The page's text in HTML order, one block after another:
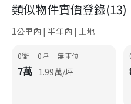
類似物件實價登錄(13)
1公里內 | 半年內 | 土地
0衛 | 0坪 | 無車位
7萬 1.99萬/坪